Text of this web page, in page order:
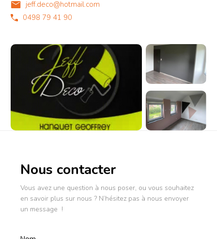
jeff.deco@hotmail.com
0498 79 41 90
Nous contacter
Vous avez une question à nous poser, ou vous souhaitez
en savoir plus sur nous ? N’hésitez pas à nous envoyer
un message !